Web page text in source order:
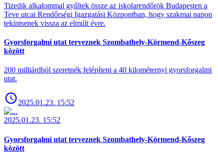
Tizedik alkalommal gyűltek össze az iskolarendőrök Budapesten a
Teve utcai Rendőrségi Igazgatási Központban, hogy szakmai napon
tekintsenek vissza az elmúlt évre.
Gyorsforgalmi utat terveznek Szombathely-Körmend-Kőszeg
között
200 milliárdból szeretnék felépíteni a 40 kilométernyi gyorsforgalmi
utat.
2025.01.23. 15:52
2025.01.23. 15:52
Gyorsforgalmi utat terveznek Szombathely-Körmend-Kőszeg
között